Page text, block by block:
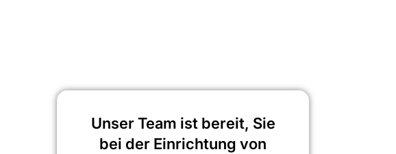
Unser Team ist bereit, Sie
bei der Einrichtung von